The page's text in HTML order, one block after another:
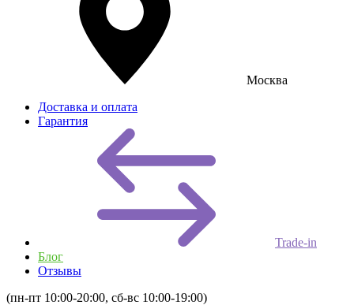
Москва
Доставка и оплата
Гарантия
Trade-in
Блог
Отзывы
(пн-пт 10:00-20:00, сб-вс 10:00-19:00)